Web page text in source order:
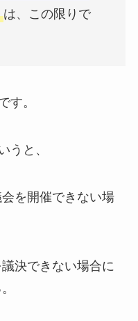
は、この限りで
す。
うと、
を開催できない場
決できない場合に